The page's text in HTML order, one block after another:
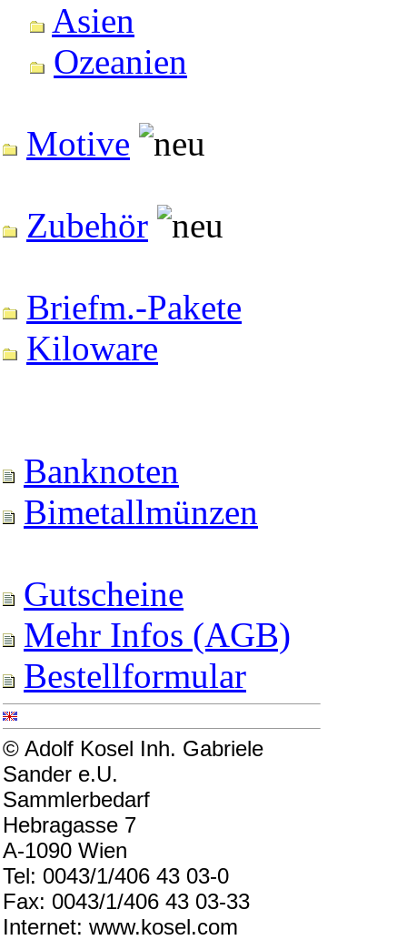
Asien
Ozeanien
Motive
Zubehör
Briefm.-Pakete
Kiloware
Banknoten
Bimetallmünzen
Gutscheine
Mehr Infos (AGB)
Bestellformular
© Adolf Kosel Inh. Gabriele
Sander e.U.
Sammlerbedarf
Hebragasse 7
A-1090 Wien
Tel: 0043/1/406 43 03-0
Fax: 0043/1/406 43 03-33
Internet: www.kosel.com